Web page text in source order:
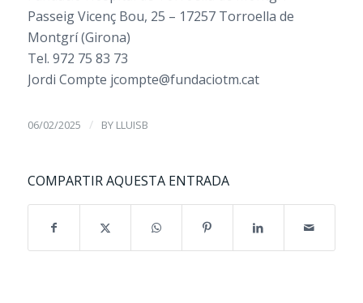
Passeig Vicenç Bou, 25 – 17257 Torroella de
Montgrí (Girona)
Tel. 972 75 83 73
Jordi Compte jcompte@fundaciotm.cat
06/02/2025 / BY LLUISB
COMPARTIR AQUESTA ENTRADA